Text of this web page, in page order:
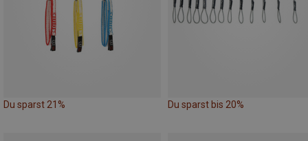
Du sparst 21% Du sparst bis 20%